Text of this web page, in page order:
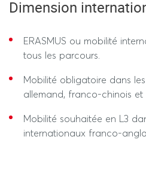
Équateur
Cursus Intégrés
Chinois.
Un Cursus Master en
3 doubles licences : La
couplée à d'autres
double licence :
Dimension
ERASMUS ou mobilité
tous les parcours.
Mobilité obligatoire dans
allemand, franco-chinois
Mobilité souhaitée en L3
internationaux franco-